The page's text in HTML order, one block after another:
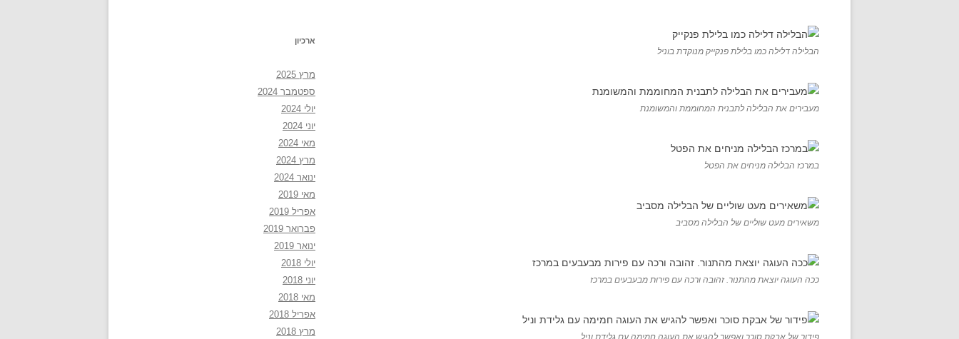
הבלילה דלילה כמו בלילת פנקייק מנוקדת בוניל
מעבירים את הבלילה לתבנית המחוממת והמשומנת
במרכז הבלילה מניחים את הפטל
משאירים מעט שוליים של הבלילה מסביב
ככה העוגה יוצאת מהתנור. זהובה ורכה עם פירות מבעבעים במרכז
פידור של אבקת סוכר ואפשר להגיש את העוגה חמימה עם גלידת וניל
ארכיון
מרץ 2025
ספטמבר 2024
יולי 2024
יוני 2024
מאי 2024
מרץ 2024
ינואר 2024
מאי 2019
אפריל 2019
פברואר 2019
ינואר 2019
יולי 2018
יוני 2018
מאי 2018
אפריל 2018
מרץ 2018